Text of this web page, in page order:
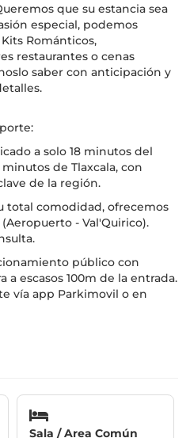
que su estancia sea
especial, podemos
Románticos,
restaurantes o cenas
saber con anticipación y
a solo 18 minutos del
de Tlaxcala, con
de la región.
total comodidad, ofrecemos
- Val'Quirico).
público con
escasos 100m de la entrada.
vía app Parkimovil o en
Sala / Area Común